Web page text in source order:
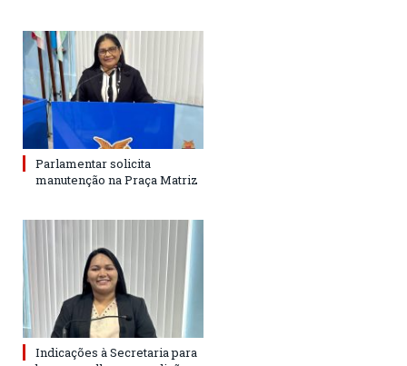
Parlamentar solicita
manutenção na Praça Matriz
Indicações à Secretaria para